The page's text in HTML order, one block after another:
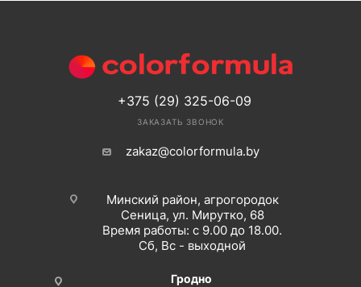
+375 (29) 325-06-09
ЗАКАЗАТЬ ЗВОНОК
zakaz@colorformula.by
Минский район, агрогородок
Сеница, ул. Мирутко, 68
Время работы: с 9.00 до 18.00.
Сб, Вс - выходной
Гродно